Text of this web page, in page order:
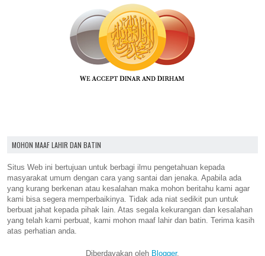
MOHON MAAF LAHIR DAN BATIN
Situs Web ini bertujuan untuk berbagi ilmu pengetahuan kepada
masyarakat umum dengan cara yang santai dan jenaka. Apabila ada
yang kurang berkenan atau kesalahan maka mohon beritahu kami agar
kami bisa segera memperbaikinya. Tidak ada niat sedikit pun untuk
berbuat jahat kepada pihak lain. Atas segala kekurangan dan kesalahan
yang telah kami perbuat, kami mohon maaf lahir dan batin. Terima kasih
atas perhatian anda.
Diberdayakan oleh Blogger.